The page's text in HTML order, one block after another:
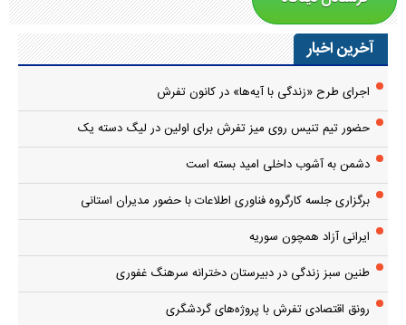
آخرین اخبار
اجرای طرح «زندگی با آیه‌ها» در کانون تفرش
حضور تیم تنیس روی میز تفرش برای اولین در لیگ دسته یک
دشمن به آشوب داخلی امید بسته است
برگزاری جلسه کارگروه فناوری اطلاعات با حضور مدیران استانی
ایرانی آزاد همچون سوریه
طنین سبز زندگی در دبیرستان دخترانه سرهنگ غفوری
رونق اقتصادی تفرش با پروژه‌های گردشگری